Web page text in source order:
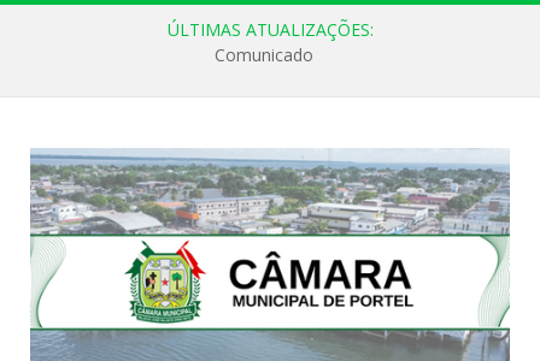
ÚLTIMAS ATUALIZAÇÕES:
Comunicado